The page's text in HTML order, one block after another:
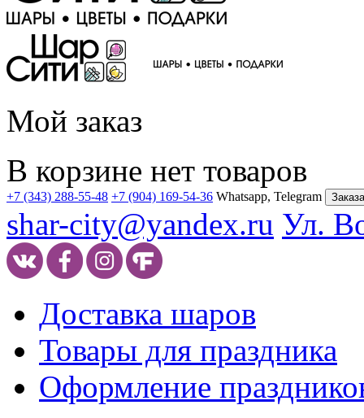
Мой заказ
В корзине нет товаров
+7 (343) 288-55-48 +7 (904) 169-54-36 Whatsapp, Telegram
shar-city@yandex.ru Ул.
Доставка шаров
Товары для праздника
Оформление